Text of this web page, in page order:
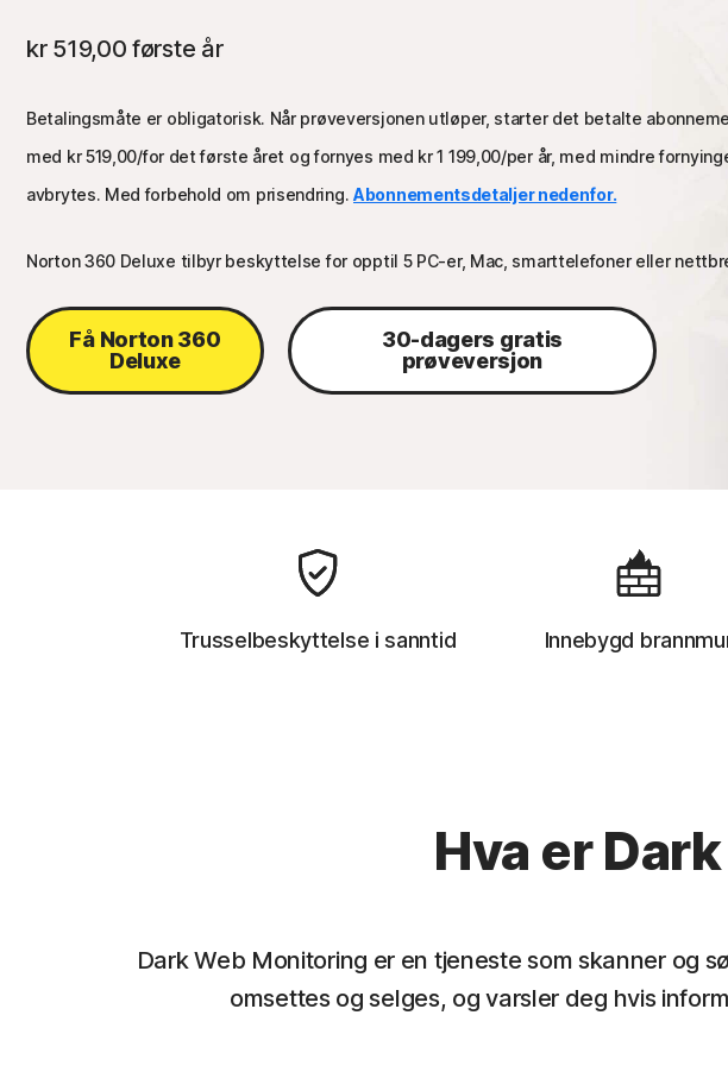
kr 519,00 første år
Betalingsmåte er obligatorisk. Når prøveversjonen utløper, starter det betalte
med kr 519,00/for det første året og fornyes med kr 1 199,00/per år, med mindre
avbrytes. Med forbehold om prisendring. Abonnementsdetaljer nedenfor.
Norton 360 Deluxe tilbyr beskyttelse for opptil 5 PC-er, Mac, smarttelefoner eller
Få Norton 360
Deluxe
30-dagers gratis
prøveversjon
Trusselbeskyttelse i sanntid Innebygd
Hva er
Dark Web Monitoring er en tjeneste som skanner og
omsettes og selges, og varsler deg hvis